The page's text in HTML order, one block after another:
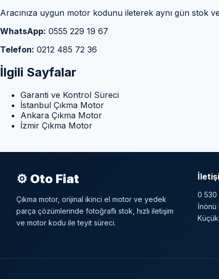
Aracınıza uygun motor kodunu ileterek aynı gün stok
WhatsApp: 0555 229 19 67
Telefon: 0212 485 72 36
İlgili Sayfalar
Garanti ve Kontrol Süreci
İstanbul Çıkma Motor
Ankara Çıkma Motor
İzmir Çıkma Motor
⚙ Oto Fiat
Çıkma motor, orijinal ikinci el motor ve yedek
parça çözümlerinde fotoğraflı stok, hızlı iletişim
ve motor kodu ile teyit süreci.
0 530
İnönü